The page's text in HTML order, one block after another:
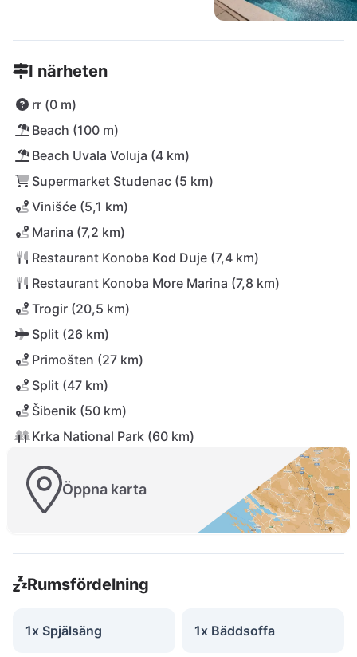
I närheten
rr (0 m)
Beach (100 m)
Beach Uvala Voluja (4 km)
Supermarket Studenac (5 km)
Vinišće (5,1 km)
Marina (7,2 km)
Restaurant Konoba Kod Duje (7,4 km)
Restaurant Konoba More Marina (7,8 km)
Trogir (20,5 km)
Split (26 km)
Primošten (27 km)
Split (47 km)
Šibenik (50 km)
Krka National Park (60 km)
Öppna karta
Rumsfördelning
1x Spjälsäng 1x Bäddsoffa